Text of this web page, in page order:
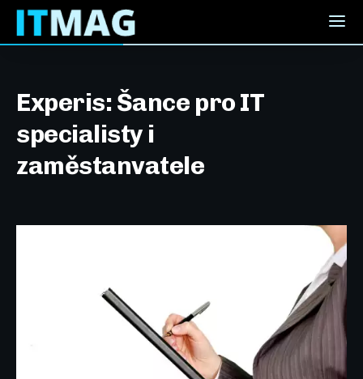
Experis: Šance pro IT
specialisty i
zaměstanvatele